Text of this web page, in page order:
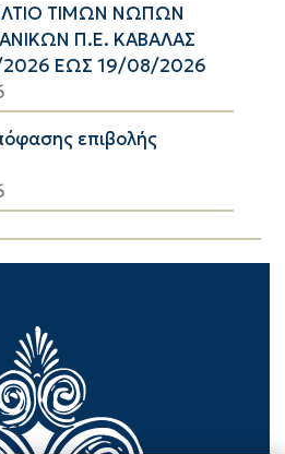
ΤΙΜΩΝ ΝΩΠΩΝ
Π.Ε. ΚΑΒΑΛΑΣ
ΕΩΣ 19/08/2026
επιβολής